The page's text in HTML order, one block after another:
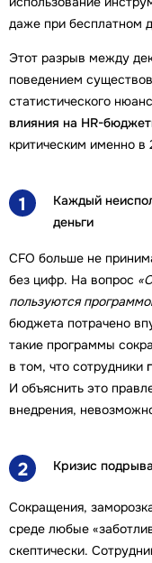
даже при бесплатном
Этот разрыв между
поведением
статистического
влияния на HR-
критическим именно в
1
Каждый
деньги
CFO больше не
без цифр. На вопрос
пользуются
бюджета потрачено
такие программы
в том, что сотрудники
И объяснить это
внедрения,
2 Кризис
Сокращения,
среде любые
скептически.